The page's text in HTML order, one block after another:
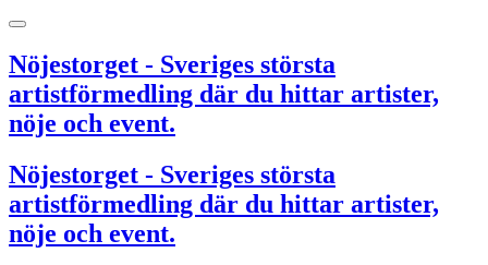
Nöjestorget - Sveriges största
artistförmedling där du hittar artister,
nöje och event.
Nöjestorget - Sveriges största
artistförmedling där du hittar artister,
nöje och event.